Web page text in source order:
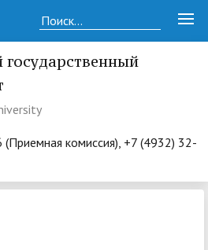
комиссия), +7 (4932) 32-